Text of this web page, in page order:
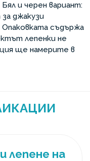
и черен вариант:
джакузи
Опаковката съдържа
лепенки не
ще намерите в
лепене на